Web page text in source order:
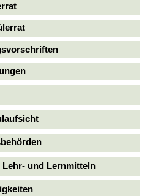
Lehr- und Lernmitteln